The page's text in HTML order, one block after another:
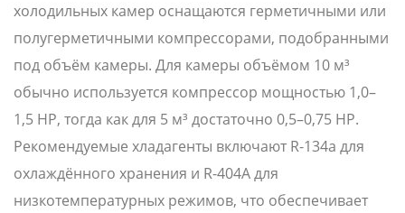
холодильных камер оснащаются герметичными или
полугерметичными компрессорами, подобранными
под объём камеры. Для камеры объёмом 10 м³
обычно используется компрессор мощностью 1,0–
1,5 HP, тогда как для 5 м³ достаточно 0,5–0,75 HP.
Рекомендуемые хладагенты включают R-134a для
охлаждённого хранения и R-404A для
низкотемпературных режимов, что обеспечивает